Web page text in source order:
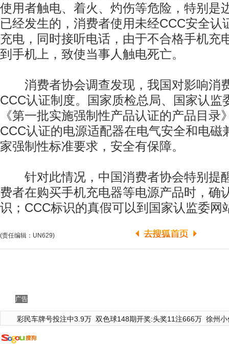
使用者触电、着火、灼伤等危险，特别是
已经发生的，消费者使用未经CCC安全认
充电，同时接听电话，由于不合格手机充
到手机上，致使当事人触电死亡。
消费者协会调查发现，我国对影响消
CCC认证制度。国家质检总局、国家认监
《第一批实施强制性产品认证的产品目录
CCC认证的电源适配器在电气安全和电磁
家强制性标准要求，安全有保障。
针对此情况，中国消费者协会特别提
费者在购买手机充电器等电源产品时，确
识；CCC标识的真假可以到国家认监委网
(责任编辑：UN629)
广告
彩民车牌号投注中3.9万 双色球148期开奖:头奖11注666万 徐州